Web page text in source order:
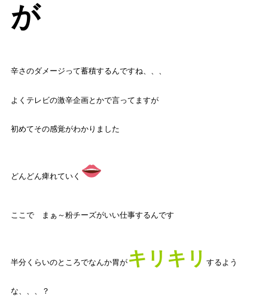
が
辛さのダメージって蓄積するんですね、、、
よくテレビの激辛企画とかで言ってますが
初めてその感覚がわかりました
どんどん痺れていく
ここで まぁ～粉チーズがいい仕事するんです
半分くらいのところでなんか胃がキリキリ するよう
な、、、？